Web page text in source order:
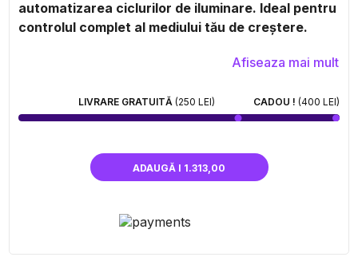
automatizarea ciclurilor de iluminare. Ideal pentru
controlul complet al mediului tău de creștere.
Afiseaza mai mult
LIVRARE GRATUITĂ(250 LEI) CADOU ! (400 LEI)
ADAUGĂ I 1.313,00